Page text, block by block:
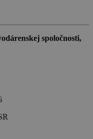
spoločnosti,